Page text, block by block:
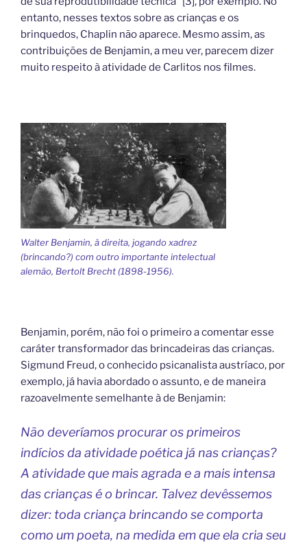
entanto, nesses textos sobre as crianças e os
brinquedos, Chaplin não aparece. Mesmo assim, as
contribuições de Benjamin, a meu ver, parecem dizer
muito respeito à atividade de Carlitos nos filmes.
Walter Benjamin, à direita, jogando xadrez
(brincando?) com outro importante intelectual
alemão, Bertolt Brecht (1898-1956).
Benjamin, porém, não foi o primeiro a comentar esse
caráter transformador das brincadeiras das crianças.
Sigmund Freud, o conhecido psicanalista austríaco, por
exemplo, já havia abordado o assunto, e de maneira
razoavelmente semelhante à de Benjamin:
Não deveríamos procurar os primeiros
indícios da atividade poética já nas crianças?
A atividade que mais agrada e a mais intensa
das crianças é o brincar. Talvez devêssemos
dizer: toda criança brincando se comporta
como um poeta, na medida em que ela cria seu